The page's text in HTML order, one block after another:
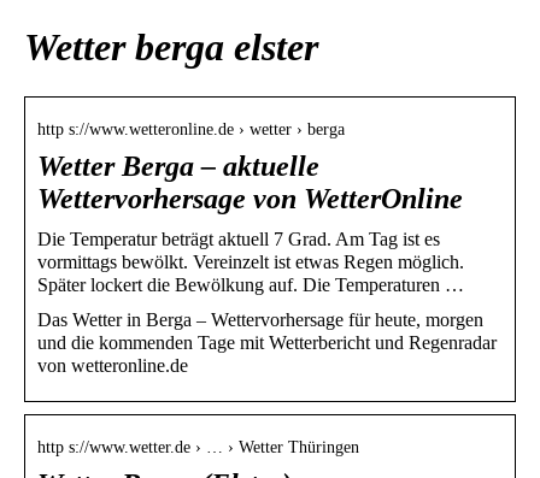
Wetter berga elster
http s://www.wetteronline.de › wetter › berga
Wetter Berga – aktuelle
Wettervorhersage von WetterOnline
Die Temperatur beträgt aktuell 7 Grad. Am Tag ist es
vormittags bewölkt. Vereinzelt ist etwas Regen möglich.
Später lockert die Bewölkung auf. Die Temperaturen …
Das Wetter in Berga – Wettervorhersage für heute, morgen
und die kommenden Tage mit Wetterbericht und Regenradar
von wetteronline.de
http s://www.wetter.de › … › Wetter Thüringen